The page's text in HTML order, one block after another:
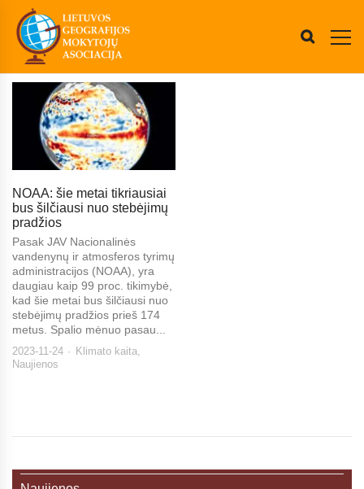
NOAA: šie metai tikriausiai
bus šilčiausi nuo stebėjimų
pradžios
Pasak JAV Nacionalinės
vandenynų ir atmosferos tyrimų
administracijos (NOAA), yra
daugiau kaip 99 proc. tikimybė,
kad šie metai bus šilčiausi nuo
stebėjimų pradžios prieš 174
metus. Spalio mėnuo pasau...
2023-11-24 Klimato kaita,
Naujienos